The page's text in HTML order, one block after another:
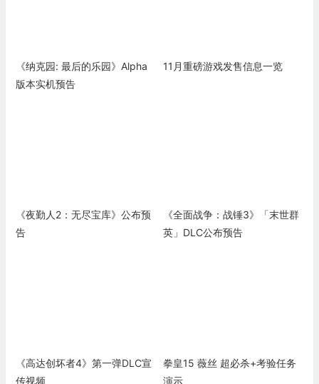
《纳克园: 最后的乐园》Alpha
版本实机预告
11月重磅游戏发售信息一览
《夜勤人2：无尽宝库》公布预
告
《全面战争：战锤3》「末世群
英」DLC公布预告
《高达创坏者4》第一弹DLC宣
传视频
拳皇15 薇丝 超必杀+考验任务
演示